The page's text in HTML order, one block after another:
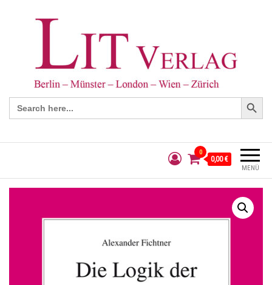
Search
for:
Search Button
MENÜ
0
0,00 €